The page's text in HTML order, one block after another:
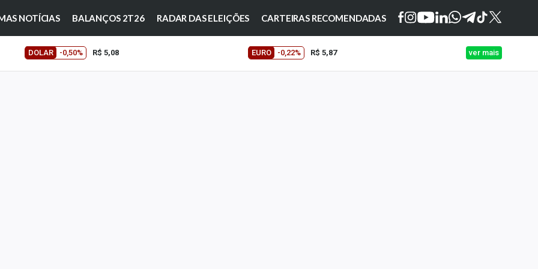
NOTÍCIAS BALANÇOS 2T26 RADAR DAS ELEIÇÕES CARTEIRAS RECOMENDADAS
DOLAR -0,50% R$ 5,08 EURO -0,22% R$ 5,87 ver mais